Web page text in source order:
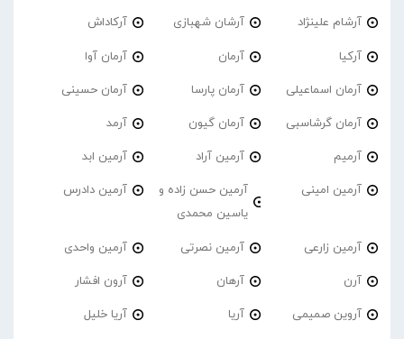
آرشام علینژاد آرشان شهبازی آرکاداش
آرکیا آرمان آرمان آوا
آرمان اسماعیلی آرمان پارسا آرمان حسینی
آرمان گرشاسبی آرمان گیون آرمد
آرمیم آرمین آراد آرمین ابد
آرمین امینی
آرمین حسن زاده و
یاسین محمدی
آرمین دادرس
آرمین زارعی آرمین نصرتی آرمین واحدی
آرن آرهان آرون افشار
آروین صمیمی آریا آریا خلیل